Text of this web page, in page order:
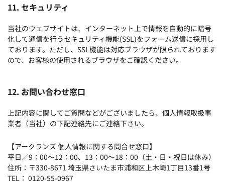
11. セキュリティ
当社のウェブサイトは、インターネット上で情報を自動的に暗号
化して通信を行うセキュリティ機能(SSL)をフォーム送信に採用し
ております。ただし、SSL機能は対応ブラウザが限られております
ので、お客様の使用されるブラウザをご確認ください。
12. お問い合わせ窓口
上記内容に関してご質問などがございましたら、個人情報取扱事
業者（当社）の下記連絡先にご連絡下さい。
【アークランズ 個人情報に関する問合せ窓口】
平日／9：00～12：00、13：00～18：00（土・日・祝日は休み）
住所：〒330-8671 埼玉県さいたま市浦和区上木崎1丁目13番1号
TEL： 0120-55-0967